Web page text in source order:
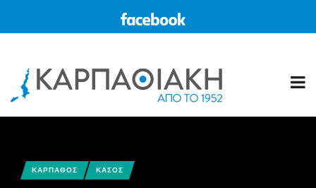
ΚΑΡΠΑΘΟΣ ΚΑΣΟΣ